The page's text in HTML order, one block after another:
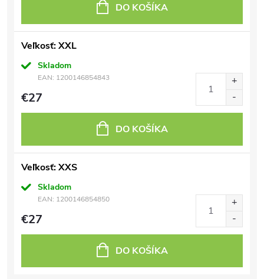
DO KOŠÍKA
Veľkosť: XXL
Skladom
EAN: 1200146854843
€27
DO KOŠÍKA
Veľkosť: XXS
Skladom
EAN: 1200146854850
€27
DO KOŠÍKA